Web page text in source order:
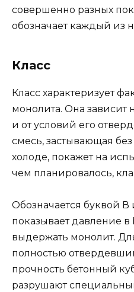
совершенно разных
обозначает каждый из
Класс
Класс характеризует
монолита. Она зависит
и от условий его
смесь, застывающая
холоде, покажет на
чем планировалось,
Обозначается буквой
показывает давление
выдержать монолит.
полностью
прочность бетонный
разрушают